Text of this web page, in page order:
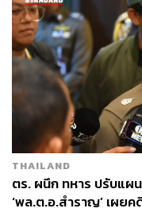
THAILAND
ตร. ผนึก ทหาร ปรับแผ
‘พล.ต.อ.สำราญ’ เผย